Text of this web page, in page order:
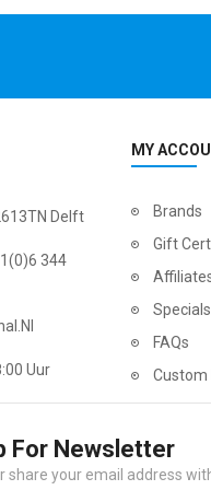
Delft
344
Uur
MY
Brands
Gift
Specials
FAQs
Custom
For Newsletter
share your email address